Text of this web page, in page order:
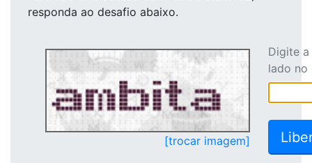
responda ao desafio abaixo.
[trocar imagem]
Digite
lado no